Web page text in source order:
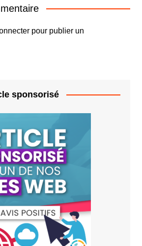
pour publier un
sponsorisé